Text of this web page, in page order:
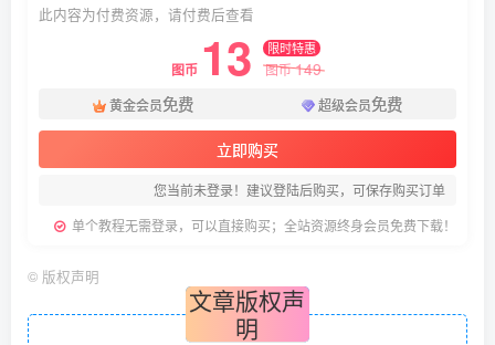
此内容为付费资源，请付费后查看
图币 13 限时特惠
图币149
黄金会员免费 超级会员免费
立即购买
您当前未登录！建议登陆后购买，可保存购买订单
单个教程无需登录，可以直接购买；全站资源终身会员免费下载！
© 版权声明
文章版权声
明